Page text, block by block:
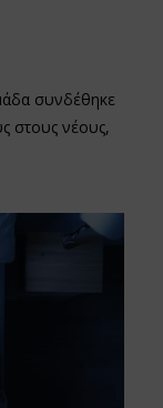
συνδέθηκε
στους νέους,